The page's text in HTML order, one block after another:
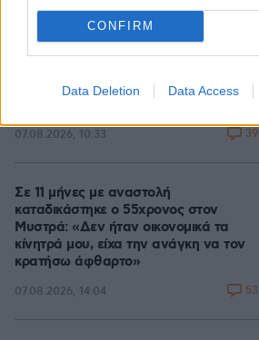
CONFIRM
Data Deletion Data Access
Συνελήφθη στη Γερμανία 31χρονος
για δολοφονίες μελών της Greek
εκτέλεση με 97 σφαίρες του Βαγγέλη
07.08.2026, 10:33 39
Σε 11 μήνες με αναστολή
καταδικάστηκε ο 55χρονος στον
Μυστρά: «Δεν ήταν οικονομικά τα
κίνητρά μου, είχα την ανάγκη να τον
κρατήσω άφθαρτο»
07.08.2026, 14:04 53